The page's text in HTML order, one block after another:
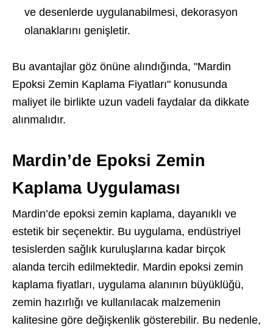
ve desenlerde uygulanabilmesi, dekorasyon
olanaklarını genişletir.
Bu avantajlar göz önüne alındığında, "Mardin
Epoksi Zemin Kaplama Fiyatları" konusunda
maliyet ile birlikte uzun vadeli faydalar da dikkate
alınmalıdır.
Mardin’de Epoksi Zemin
Kaplama Uygulaması
Mardin’de epoksi zemin kaplama, dayanıklı ve
estetik bir seçenektir. Bu uygulama, endüstriyel
tesislerden sağlık kuruluşlarına kadar birçok
alanda tercih edilmektedir. Mardin epoksi zemin
kaplama fiyatları, uygulama alanının büyüklüğü,
zemin hazırlığı ve kullanılacak malzemenin
kalitesine göre değişkenlik gösterebilir. Bu nedenle,